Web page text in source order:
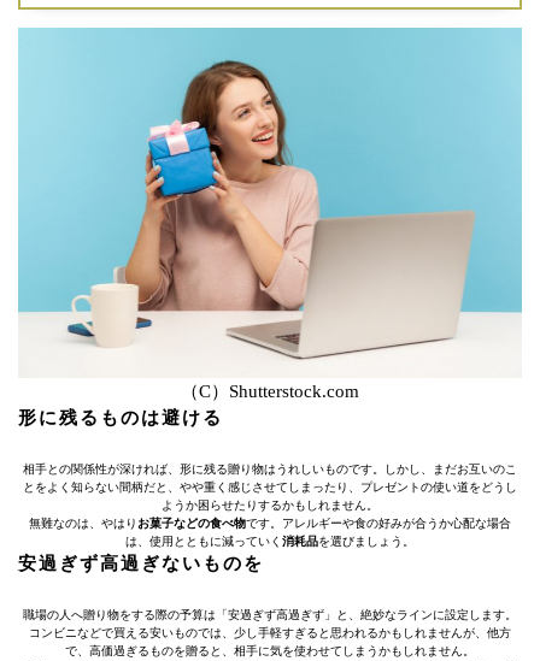
（C）Shutterstock.com
形に残るものは避ける
相手との関係性が深ければ、形に残る贈り物はうれしいものです。しかし、まだお互いのこ
とをよく知らない間柄だと、やや重く感じさせてしまったり、プレゼントの使い道をどうし
ようか困らせたりするかもしれません。
無難なのは、やはりお菓子などの食べ物です。アレルギーや食の好みが合うか心配な場合
は、使用とともに減っていく 消耗品を選びましょう。
安過ぎず高過ぎないものを
職場の人へ贈り物をする際の予算は「安過ぎず高過ぎず」と、絶妙なラインに設定します。
コンビニなどで買える安いものでは、少し手軽すぎると思われるかもしれませんが、他方
で、高価過ぎるものを贈ると、相手に気を使わせてしまうかもしれません。